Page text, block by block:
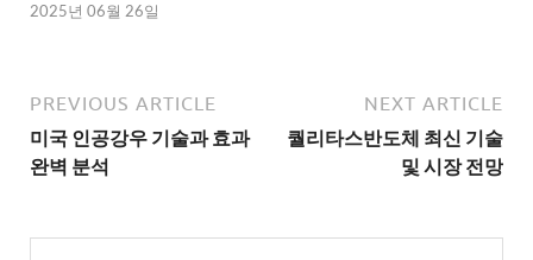
2025년 06월 26일
PREVIOUS ARTICLE
미국 인공강우 기술과 효과
완벽 분석
NEXT ARTICLE
퀄리타스반도체 최신 기술
및 시장 전망